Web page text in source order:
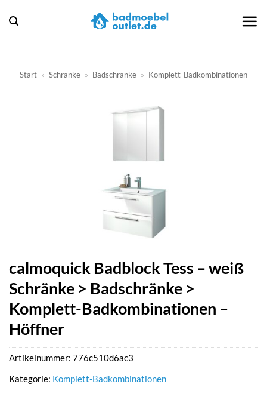
Inhalt
springen
Start » Schränke » Badschränke » Komplett-Badkombinationen
calmoquick Badblock Tess – weiß
Schränke > Badschränke >
Komplett-Badkombinationen –
Höffner
Artikelnummer: 776c510d6ac3
Kategorie: Komplett-Badkombinationen